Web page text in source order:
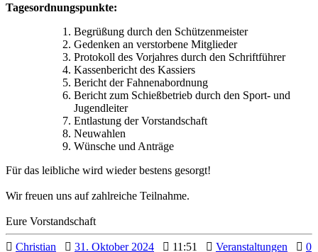
Tagesordnungspunkte:
Begrüßung durch den Schützenmeister
Gedenken an verstorbene Mitglieder
Protokoll des Vorjahres durch den Schriftführer
Kassenbericht des Kassiers
Bericht der Fahnenabordnung
Bericht zum Schießbetrieb durch den Sport- und
Jugendleiter
Entlastung der Vorstandschaft
Neuwahlen
Wünsche und Anträge
Für das leibliche wird wieder bestens gesorgt!
Wir freuen uns auf zahlreiche Teilnahme.
Eure Vorstandschaft
Christian 31. Oktober 2024 11:51 Veranstaltungen 0